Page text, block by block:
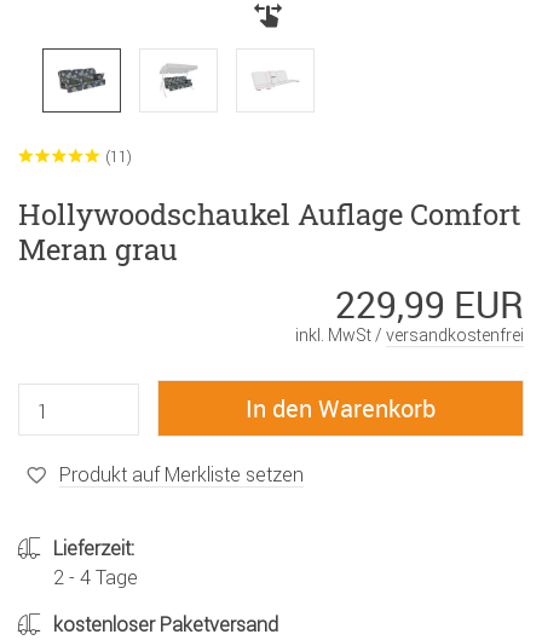
(11)
Hollywoodschaukel Auflage Comfort
Meran grau
229,99 EUR
inkl. MwSt / versandkostenfrei
Produkt auf Merkliste setzen
Lieferzeit:
2 - 4 Tage
kostenloser Paketversand